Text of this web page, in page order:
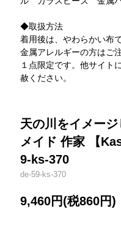
◆取扱方法
着用後は、やわらかい布
金属アレルギーの方はご
１点限定です。他サイト
赦ください。
天の川をイメー
メイド 作家 【
9-ks-370
de-59-ks-370
9,460円(税860円)